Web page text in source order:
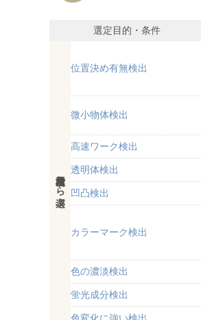
選定目的・条件
検出用途から選ぶ
位置決め有無検出
微小物体検出
高速ワーク検出
透明体検出
凹凸検出
カラーマーク検出
色の濃淡検出
蛍光成分検出